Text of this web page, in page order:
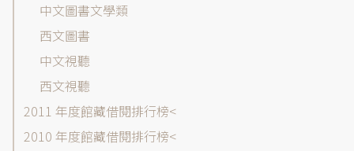
中文圖書文學類
西文圖書
中文視聽
西文視聽
2011 年度館藏借閱排行榜
2010 年度館藏借閱排行榜